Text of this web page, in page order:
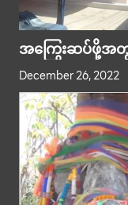
အကြွေးဆပ်ဖို့အ
December 26, 2022